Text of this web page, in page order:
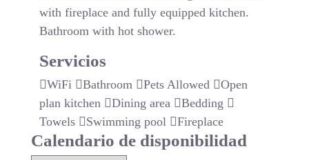
with fireplace and fully equipped kitchen.
Bathroom with hot shower.
Servicios
WiFi Bathroom Pets Allowed
Open
plan kitchen
Dining area
Bedding
Towels
Swimming pool Fireplace
Calendario de disponibilidad